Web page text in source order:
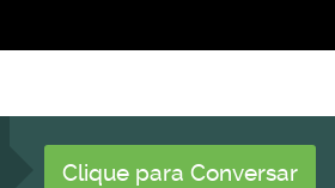
Clique para Conversar